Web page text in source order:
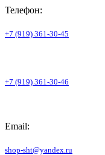
Телефон:
+7 (919) 361-30-45
+7 (919) 361-30-46
Email:
shop-sht@yandex.ru